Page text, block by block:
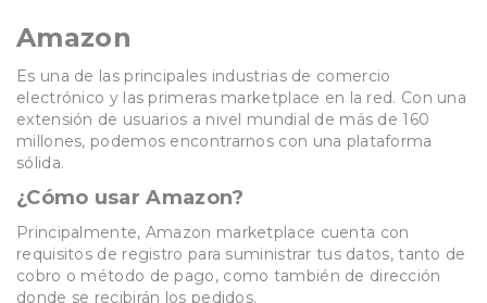
Amazon
Es una de las principales industrias de comercio
electrónico y las primeras marketplace en la red. Con una
extensión de usuarios a nivel mundial de más de 160
millones, podemos encontrarnos con una plataforma
sólida.
¿Cómo usar Amazon?
Principalmente, Amazon marketplace cuenta con
requisitos de registro para suministrar tus datos, tanto de
cobro o método de pago, como también de dirección
donde se recibirán los pedidos.